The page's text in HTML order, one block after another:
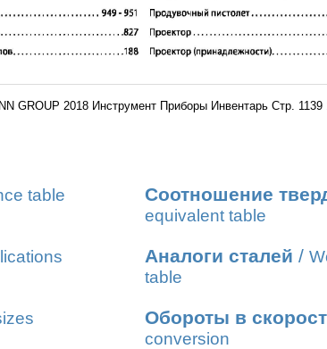
GROUP 2018 Инструмент Приборы Инвентарь Стр. 1139
table Соотношение
equivalent table
Аналоги сталей /
table
Обороты в
conversion